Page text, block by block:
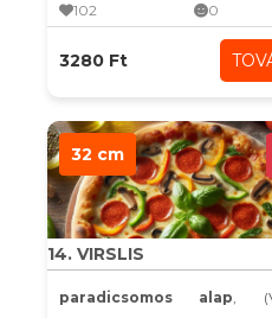
102 0
3280 Ft
32 cm
14. VIRSLIS
paradicsomos alap,